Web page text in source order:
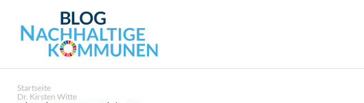
Startseite
Dr. Kirsten Witte